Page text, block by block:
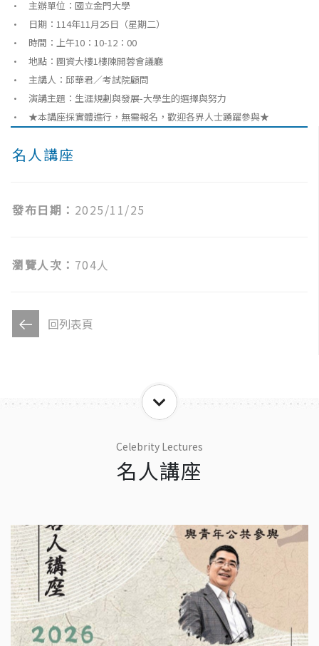
名人講座
發布日期： 2025/11/25
瀏覽人次： 704人
回列表頁
• 主辦單位：國立金門大學
• 日期：114年11月25日（星期二）
• 時間：上午10：10-12：00
• 地點：圖資大樓1樓陳開蓉會議廳
• 主講人：邱華君／考試院顧問
• 演講主題：生涯規劃與發展-大學生的選擇與努力
• ★本講座採實體進行，無需報名，歡迎各界人士踴躍參與★
Celebrity Lectures
名人講座